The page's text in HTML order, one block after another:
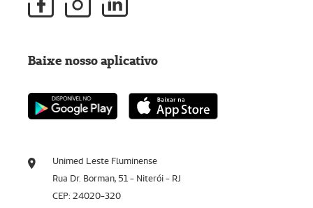
Unimed Leste Fluminense
Rua Dr. Borman, 51 - Niterói - RJ
CEP: 24020-320
Baixe nosso aplicativo